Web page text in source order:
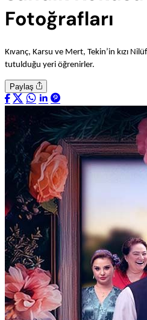
Fotoğrafları
Kıvanç, Karsu ve Mert, Tekin’in kızı
tutulduğu yeri öğrenirler.
Paylaş